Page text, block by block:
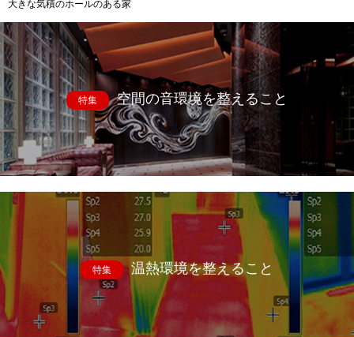
大きな気積のホールのある家
特集 空間の音環境を整えること
特集 温熱環境を整えること